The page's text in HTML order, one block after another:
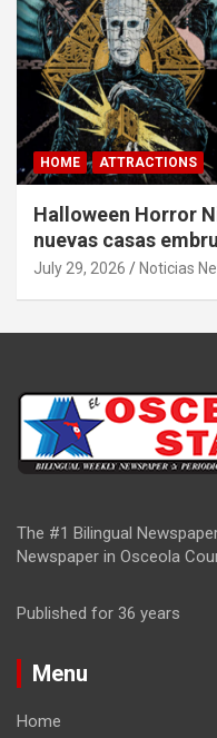
HOME ATTRACTIONS
Halloween Horror
nuevas casas
July 29, 2026 Noticias
The #1 Bilingual
Newspaper in Osceola
Published for 36 years
Menu
Home